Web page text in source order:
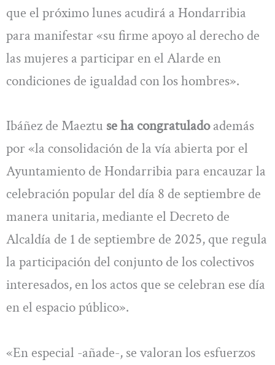
que el próximo lunes acudirá a Hondarribia
para manifestar «su firme apoyo al derecho de
las mujeres a participar en el Alarde en
condiciones de igualdad con los hombres».
Ibáñez de Maeztu se ha congratuladoademás
por «la consolidación de la vía abierta por el
Ayuntamiento de Hondarribia para encauzar la
celebración popular del día 8 de septiembre de
manera unitaria, mediante el Decreto de
Alcaldía de 1 de septiembre de 2025, que regula
la participación del conjunto de los colectivos
interesados, en los actos que se celebran ese día
en el espacio público».
«En especial -añade-, se valoran los esfuerzos